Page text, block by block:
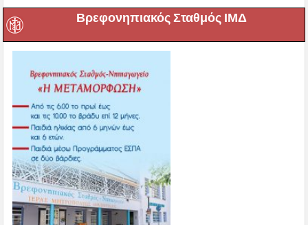
Βρεφονηπιακός Σταθμός ΙΜΔ